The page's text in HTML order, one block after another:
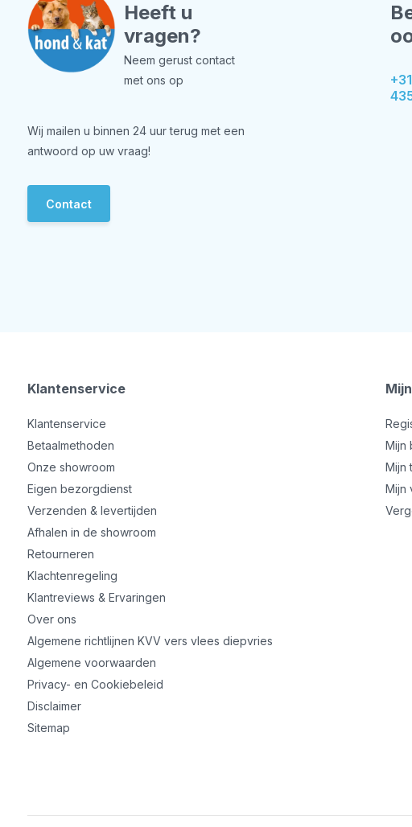
Heeft u
vragen?
Neem gerust contact
met ons op
Wij mailen u binnen 24 uur terug met een
antwoord op uw vraag!
Contact
Klantenservice
Klantenservice
Betaalmethoden
Onze showroom
Eigen bezorgdienst
Verzenden & levertijden
Afhalen in de showroom
Retourneren
Klachtenregeling
Klantreviews & Ervaringen
Over ons
Algemene richtlijnen KVV vers vlees diepvries
Algemene voorwaarden
Privacy- en Cookiebeleid
Disclaimer
Sitemap
Mijn
Mijn
Mijn